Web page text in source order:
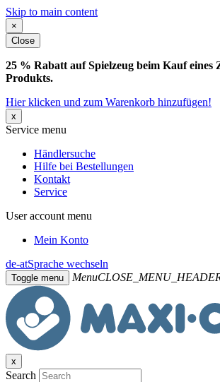
Skip to main content
×
Close
25 % Rabatt auf Spielzeug beim Kauf eines
Produkts.
Hier klicken und zum Warenkorb hinzufügen!
x
Service menu
Händlersuche
Hilfe bei Bestellungen
Kontakt
Service
User account menu
Mein Konto
de-atSprache wechseln
Toggle menu Menu
x
Search